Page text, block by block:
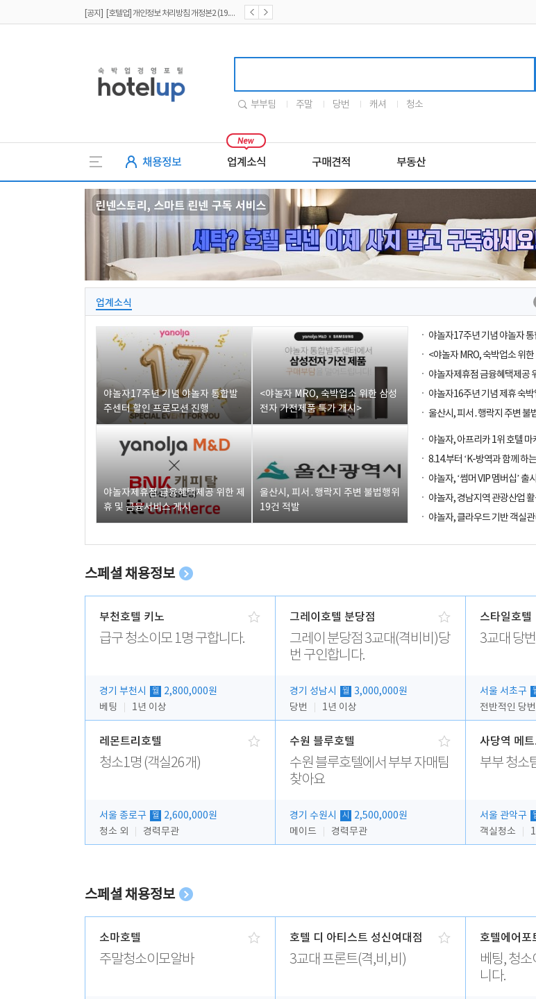
[공지] [호텔업] 개인정보 처리방침 개정본2 (19.09.02)
부부팀 주말 당번 캐셔 청소
채용정보 업계소식 구매견적 부동산
업계소식
야놀자17주년 기념 야놀자 통합발
주센터 할인 프로모션 진행
<야놀자 MRO, 숙박업소 위한 삼성
전자 가전제품 특가 개시>
야놀자제휴점 금융혜택제공 위한 제
휴 및 금융서비스 게시
울산시, 피서․행락지 주변 불법행위
19건 적발
울산시, 피서․행락지 주변 불
8.14.부터 ‘K-방역과 함께 하
스페셜 채용정보
부천호텔 키노
급구 청소이모 1명 구합니다.
경기 부천시 월
2,800,000원
베팅
1년 이상
그레이호텔 분당점
그레이 분당점 3교대(격비비)당
번 구인합니다.
경기 성남시 월
3,000,000원
당번
1년 이상
스타일호텔
3교대 당
서울 서초구
전반적인 당
레몬트리호텔
청소1명 (객실26개)
서울 종로구 월
2,600,000원
청소 외
경력무관
수원 블루호텔
수원 블루호텔에서 부부 자매팀
찾아요
경기 수원시 시
2,500,000원
메이드
경력무관
사당역 메
부부 청소
서울 관악구
객실청소
스페셜 채용정보
소마호텔
주말청소이모알바
호텔 디 아티스트 성신여대점
3교대 프론트(격,비,비)
호텔에어포
베팅, 청
니다.